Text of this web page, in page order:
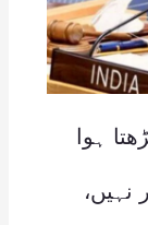
ہوا
نہیں،